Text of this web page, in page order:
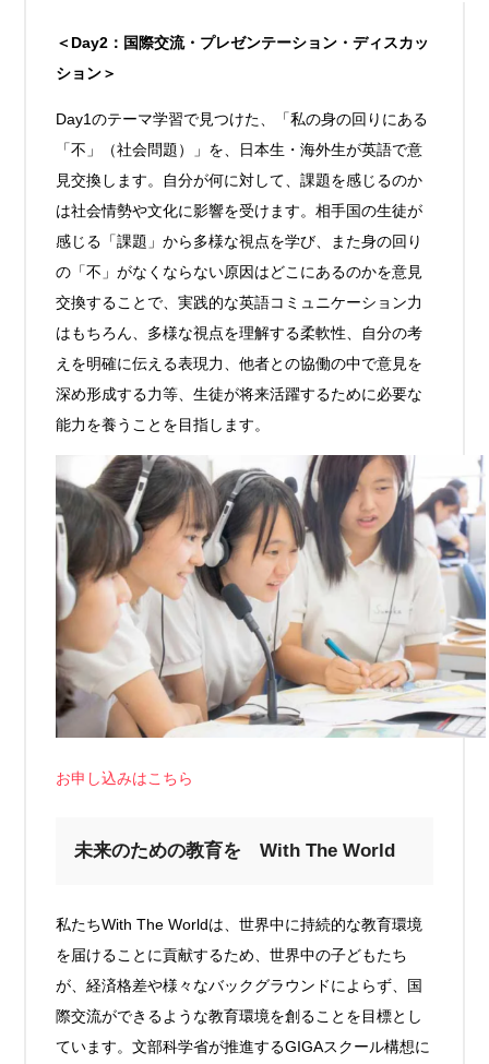
＜Day2：国際交流・プレゼンテーション・ディスカッ
ション＞
Day1のテーマ学習で見つけた、「私の身の回りにある
「不」（社会問題）」を、日本生・海外生が英語で意
見交換します。自分が何に対して、課題を感じるのか
は社会情勢や文化に影響を受けます。相手国の生徒が
感じる「課題」から多様な視点を学び、また身の回り
の「不」がなくならない原因はどこにあるのかを意見
交換することで、実践的な英語コミュニケーション力
はもちろん、多様な視点を理解する柔軟性、自分の考
えを明確に伝える表現力、他者との協働の中で意見を
深め形成する力等、生徒が将来活躍するために必要な
能力を養うことを目指します。
お申し込みはこちら
未来のための教育を With The World
私たちWith The Worldは、世界中に持続的な教育環境
を届けることに貢献するため、世界中の子どもたち
が、経済格差や様々なバックグラウンドによらず、国
際交流ができるような教育環境を創ることを目標とし
ています。文部科学省が推進するGIGAスクール構想に